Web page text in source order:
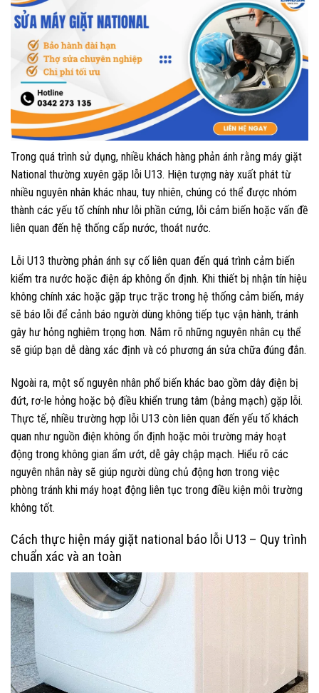
Trong quá trình sử dụng, nhiều khách hàng phản ánh rằng máy giặt
National thường xuyên gặp lỗi U13. Hiện tượng này xuất phát từ
nhiều nguyên nhân khác nhau, tuy nhiên, chúng có thể được nhóm
thành các yếu tố chính như lỗi phần cứng, lỗi cảm biến hoặc vấn đề
liên quan đến hệ thống cấp nước, thoát nước.
Lỗi U13 thường phản ánh sự cố liên quan đến quá trình cảm biến
kiểm tra nước hoặc điện áp không ổn định. Khi thiết bị nhận tín hiệu
không chính xác hoặc gặp trục trặc trong hệ thống cảm biến, máy
sẽ báo lỗi để cảnh báo người dùng không tiếp tục vận hành, tránh
gây hư hỏng nghiêm trọng hơn. Nắm rõ những nguyên nhân cụ thể
sẽ giúp bạn dễ dàng xác định và có phương án sửa chữa đúng đắn.
Ngoài ra, một số nguyên nhân phổ biến khác bao gồm dây điện bị
đứt, rơ-le hỏng hoặc bộ điều khiển trung tâm (bảng mạch) gặp lỗi.
Thực tế, nhiều trường hợp lỗi U13 còn liên quan đến yếu tố khách
quan như nguồn điện không ổn định hoặc môi trường máy hoạt
động trong không gian ẩm ướt, dễ gây chập mạch. Hiểu rõ các
nguyên nhân này sẽ giúp người dùng chủ động hơn trong việc
phòng tránh khi máy hoạt động liên tục trong điều kiện môi trường
không tốt.
Cách thực hiện máy giặt national báo lỗi U13 – Quy trình
chuẩn xác và an toàn